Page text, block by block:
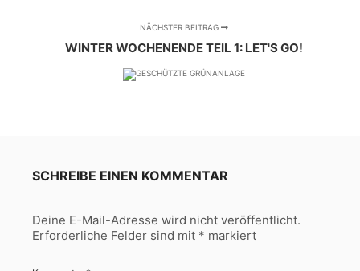
NÄCHSTER BEITRAG
WINTER WOCHENENDE TEIL 1: LET'S GO!
SCHREIBE EINEN KOMMENTAR
Deine E-Mail-Adresse wird nicht veröffentlicht.
Erforderliche Felder sind mit * markiert